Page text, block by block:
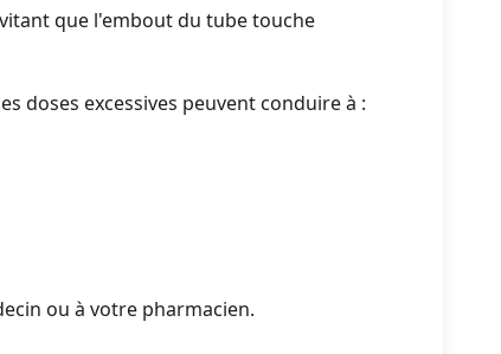
que l'embout du tube touche
doses excessives peuvent conduire à :
ou à votre pharmacien.